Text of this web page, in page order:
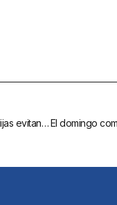
Los Bomberos de Mijas evitan un intento de suicidio con gas que podría haber originado una importante explosión en un edificio de Las Lagunas